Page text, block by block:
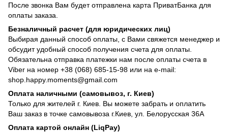
После звонка Вам будет отправлена карта ПриватБанка для
оплаты заказа.
Безналичный расчет (для юридических лиц)
Выбирая данный способ оплаты, с Вами свяжется менеджер и
обсудит удобный способ получения счета для оплаты.
Обязательна отправка платежки нам после оплаты счета в
Viber на номер +38 (068) 685-15-98 или на e-mail:
shop.happy.moments@gmail.com
Оплата наличными (самовывоз, г. Киев)
Только для жителей г. Киев. Вы можете забрать и оплатить
Ваш заказ в точке самовывоза г.Киев, ул. Белорусская 36А
Оплата картой онлайн (LiqPay)